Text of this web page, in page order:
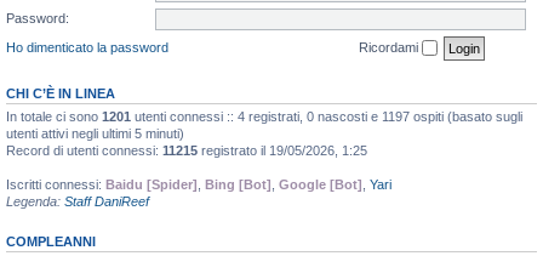
Password:
Ho dimenticato la password
Ricordami
CHI C’È IN LINEA
In totale ci sono 1201 utenti connessi :: 4 registrati, 0 nascosti e 1197 ospiti (basato sugli
utenti attivi negli ultimi 5 minuti)
Record di utenti connessi: 11215 registrato il 19/05/2026, 1:25
Iscritti connessi: Baidu [Spider] Bing [Bot] Google [Bot]
Yari
Legenda: Staff DaniReef
COMPLEANNI